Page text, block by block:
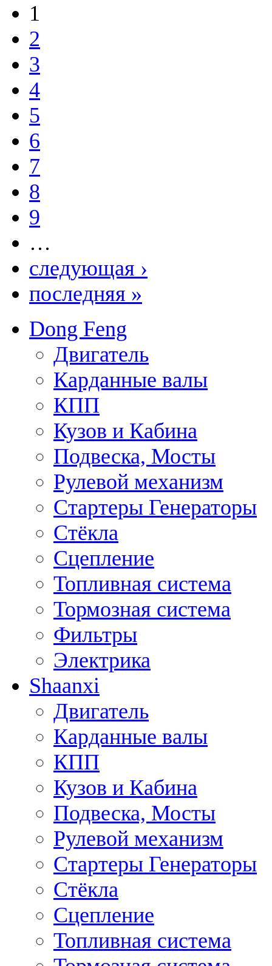
1
2
3
4
5
6
7
8
9
…
следующая ›
последняя »
Dong Feng
Двигатель
Карданные валы
КПП
Кузов и Кабина
Подвеска, Мосты
Рулевой механизм
Стартеры Генераторы
Стёкла
Сцепление
Топливная система
Тормозная система
Фильтры
Электрика
Shaanxi
Двигатель
Карданные валы
КПП
Кузов и Кабина
Подвеска, Мосты
Рулевой механизм
Стартеры Генераторы
Стёкла
Сцепление
Топливная система